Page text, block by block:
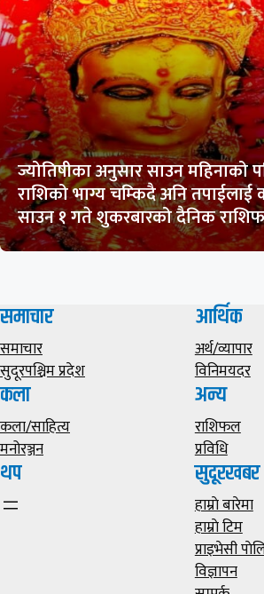
ज्योतिषीका अनुसार साउन महिनाको
राशिको भाग्य चम्किदै अनि
साउन १ गते शुकरबारको दैनिक
समाचार
समाचार
सुदूरपश्चिम प्रदेश
आर्थिक
अर्थ/व्यापार
विनिमयदर
कला
कला/साहित्य
मनोरञ्जन
अन्य
राशिफल
प्रविधि
थप सुदूरखबर
हाम्राे बारेमा
हाम्राे टिम
प्राइभेसी
विज्ञापन